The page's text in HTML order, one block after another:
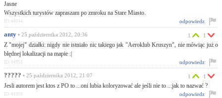
Jasne
Wszystkich turystów zapraszam po zmroku na Stare Miasto.
odpowiedz
ID:44944
anty • 25 października 2012, 20:36
Z "mojej" działki: nigdy nie istniało nic takiego jak "Aeroklub Kruszyn", nie mówiąc już o
błędnej lokalizacji na mapie :|
1 1
odpowiedz
ID:44951
????? • 25 października 2012, 21:07
Jesli autorem jest ktos z PO to ...oni lubia koloryzować ale jeśli nie to ...jak to nazwać ?
1 1
odpowiedz
ID:44958